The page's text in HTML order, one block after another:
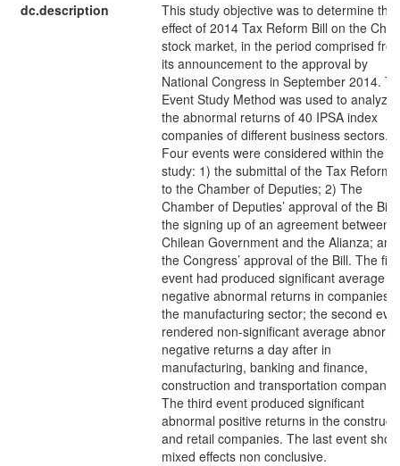
dc.description
This study objective was to determine the
effect of 2014 Tax Reform Bill on the
stock market, in the period comprised
its announcement to the approval by
National Congress in September 2014.
Event Study Method was used to analyze
the abnormal returns of 40 IPSA index
companies of different business sectors.
Four events were considered within the
study: 1) the submittal of the Tax Reform
to the Chamber of Deputies; 2) The
Chamber of Deputies’ approval of the
the signing up of an agreement between
Chilean Government and the Alianza;
the Congress’ approval of the Bill. The
event had produced significant average
negative abnormal returns in companies
the manufacturing sector; the second
rendered non-significant average
negative returns a day after in
manufacturing, banking and finance,
construction and transportation
The third event produced significant
abnormal positive returns in the
and retail companies. The last event
mixed effects non conclusive.